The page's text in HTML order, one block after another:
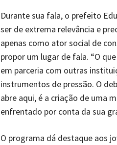
Durante sua fala, o prefeito
ser de extrema relevância e
apenas como ator social de
propor um lugar de fala. “O
em parceria com outras
instrumentos de pressão. O
abre aqui, é a criação de uma
enfrentado por conta da sua
O programa dá destaque aos